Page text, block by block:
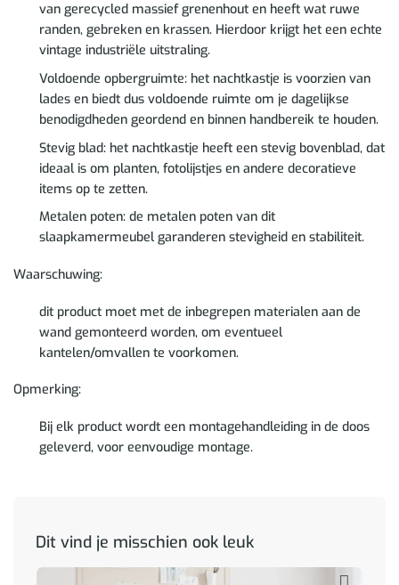
van gerecycled massief grenenhout en heeft wat ruwe
randen, gebreken en krassen. Hierdoor krijgt het een echte
vintage industriële uitstraling.
Voldoende opbergruimte: het nachtkastje is voorzien van
lades en biedt dus voldoende ruimte om je dagelijkse
benodigdheden geordend en binnen handbereik te houden.
Stevig blad: het nachtkastje heeft een stevig bovenblad, dat
ideaal is om planten, fotolijstjes en andere decoratieve
items op te zetten.
Metalen poten: de metalen poten van dit
slaapkamermeubel garanderen stevigheid en stabiliteit.
Waarschuwing:
dit product moet met de inbegrepen materialen aan de
wand gemonteerd worden, om eventueel
kantelen/omvallen te voorkomen.
Opmerking:
Bij elk product wordt een montagehandleiding in de doos
geleverd, voor eenvoudige montage.
Dit vind je misschien ook leuk